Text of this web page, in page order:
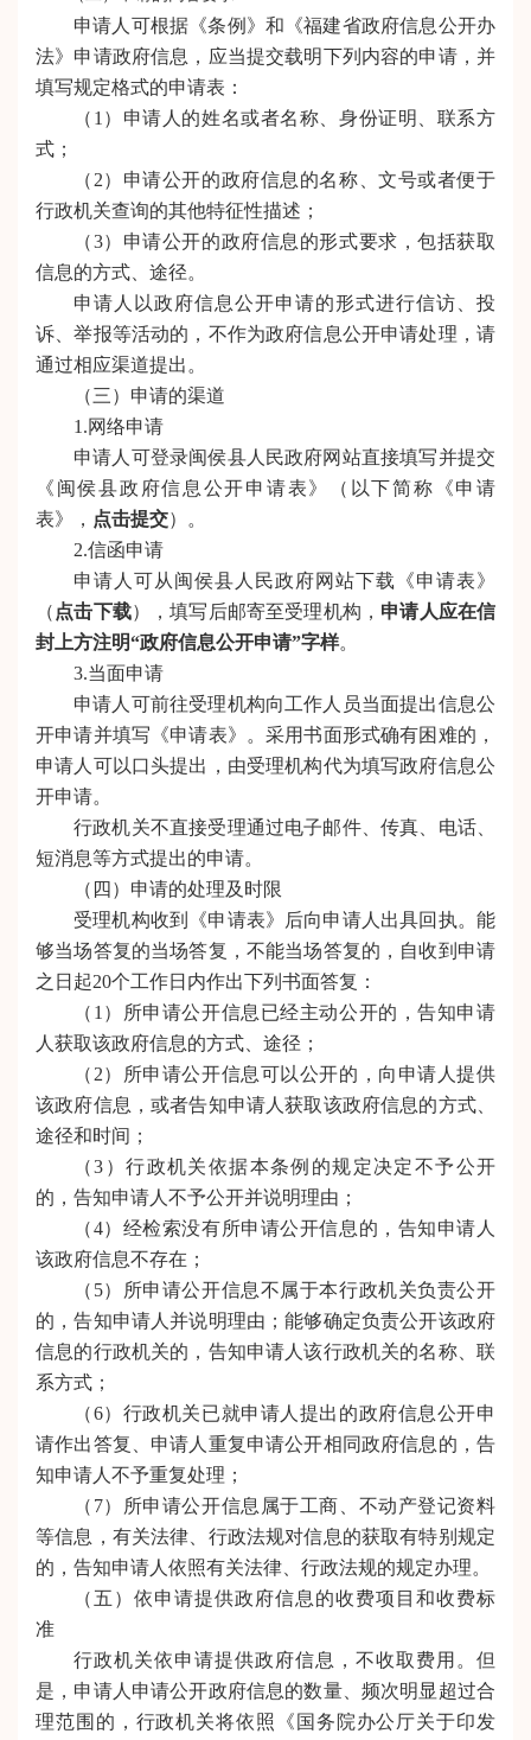
申请人可根据《条例》和《福建省政府信息公开办
法》申请政府信息，应当提交载明下列内容的申请，并
填写规定格式的申请表：
（1）申请人的姓名或者名称、身份证明、联系方
式；
（2）申请公开的政府信息的名称、文号或者便于
行政机关查询的其他特征性描述；
（3）申请公开的政府信息的形式要求，包括获取
信息的方式、途径。
申请人以政府信息公开申请的形式进行信访、投
诉、举报等活动的，不作为政府信息公开申请处理，请
通过相应渠道提出。
（三）申请的渠道
1.网络申请
申请人可登录闽侯县人民政府网站直接填写并提交
《闽侯县政府信息公开申请表》（以下简称《申请
表》， 点击提交）。
2.信函申请
申请人可从闽侯县人民政府网站下载《申请表》
（ 点击下载），填写后邮寄至受理机构， 申请人应在信
封上方注明“政府信息公开申请”字样。
3.当面申请
申请人可前往受理机构向工作人员当面提出信息公
开申请并填写《申请表》。采用书面形式确有困难的，
申请人可以口头提出，由受理机构代为填写政府信息公
开申请。
行政机关不直接受理通过电子邮件、传真、电话、
短消息等方式提出的申请。
（四）申请的处理及时限
受理机构收到《申请表》后向申请人出具回执。能
够当场答复的当场答复，不能当场答复的，自收到申请
之日起20个工作日内作出下列书面答复：
（1）所申请公开信息已经主动公开的，告知申请
人获取该政府信息的方式、途径；
（2）所申请公开信息可以公开的，向申请人提供
该政府信息，或者告知申请人获取该政府信息的方式、
途径和时间；
（3）行政机关依据本条例的规定决定不予公开
的，告知申请人不予公开并说明理由；
（4）经检索没有所申请公开信息的，告知申请人
该政府信息不存在；
（5）所申请公开信息不属于本行政机关负责公开
的，告知申请人并说明理由；能够确定负责公开该政府
信息的行政机关的，告知申请人该行政机关的名称、联
系方式；
（6）行政机关已就申请人提出的政府信息公开申
请作出答复、申请人重复申请公开相同政府信息的，告
知申请人不予重复处理；
（7）所申请公开信息属于工商、不动产登记资料
等信息，有关法律、行政法规对信息的获取有特别规定
的，告知申请人依照有关法律、行政法规的规定办理。
（五）依申请提供政府信息的收费项目和收费标
准
行政机关依申请提供政府信息，不收取费用。但
是，申请人申请公开政府信息的数量、频次明显超过合
理范围的，行政机关将依照《国务院办公厅关于印发